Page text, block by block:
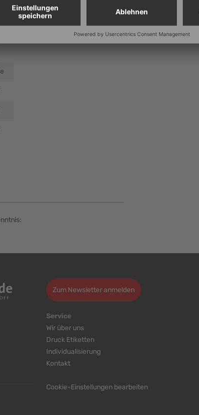
Zum Newsletter anmelden
Service
Wir über uns
Druck Etiketten
Individualisierung
Kontakt
Cookie-Einstellungen bearbeiten